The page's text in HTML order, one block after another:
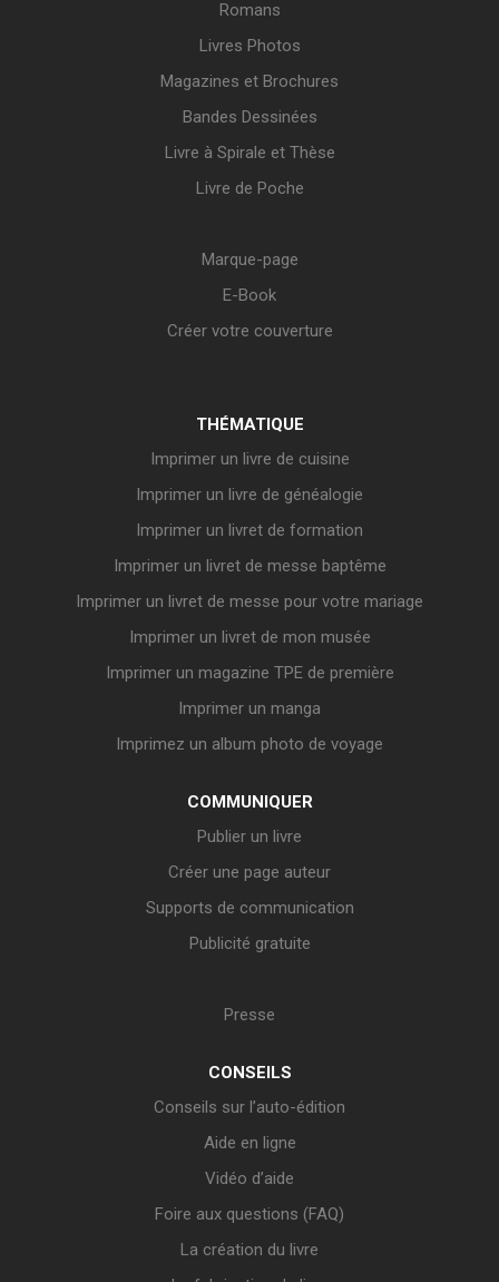
Romans
Livres Photos
Magazines et Brochures
Bandes Dessinées
Livre à Spirale et Thèse
Livre de Poche
Marque-page
E-Book
Créer votre couverture
THÉMATIQUE
Imprimer un livre de cuisine
Imprimer un livre de généalogie
Imprimer un livret de formation
Imprimer un livret de messe baptême
Imprimer un livret de messe pour votre mariage
Imprimer un livret de mon musée
Imprimer un magazine TPE de première
Imprimer un manga
Imprimez un album photo de voyage
COMMUNIQUER
Publier un livre
Créer une page auteur
Supports de communication
Publicité gratuite
Presse
CONSEILS
Conseils sur l’auto-édition
Aide en ligne
Vidéo d’aide
Foire aux questions (FAQ)
La création du livre